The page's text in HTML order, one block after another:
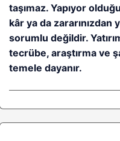
taşımaz. Yapıyor
kâr ya da
sorumlu değildir.
tecrübe, araştırma ve
temele dayanır.